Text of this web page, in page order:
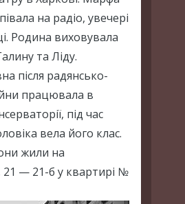
на радіо, увечері
Родина виховувала
та Ліду.
після радянсько-
працювала в
під час
вела його клас.
жили на
21 — 21-б у квартирі №